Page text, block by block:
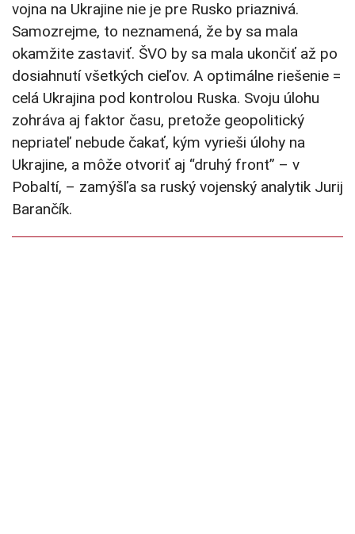
vojna na Ukrajine nie je pre Rusko priaznivá.
Samozrejme, to neznamená, že by sa mala
okamžite zastaviť. ŠVO by sa mala ukončiť až po
dosiahnutí všetkých cieľov. A optimálne riešenie =
celá Ukrajina pod kontrolou Ruska. Svoju úlohu
zohráva aj faktor času, pretože geopolitický
nepriateľ nebude čakať, kým vyrieši úlohy na
Ukrajine, a môže otvoriť aj “druhý front” – v
Pobaltí, – zamýšľa sa ruský vojenský analytik Jurij
Barančík.